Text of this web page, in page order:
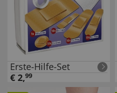
Erste-Hilfe-Set
€ 2,99